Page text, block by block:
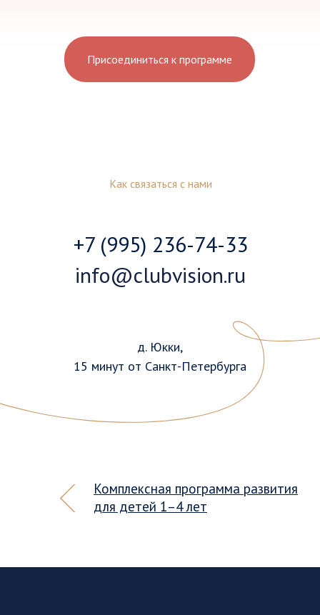
Присоединиться к программе
д. Юкки,
15 минут от Санкт-Петербурга
+7 (995) 236-74-33
info@clubvision.ru
Как связаться с нами
Комплексная программа развития
для детей 1–4 лет